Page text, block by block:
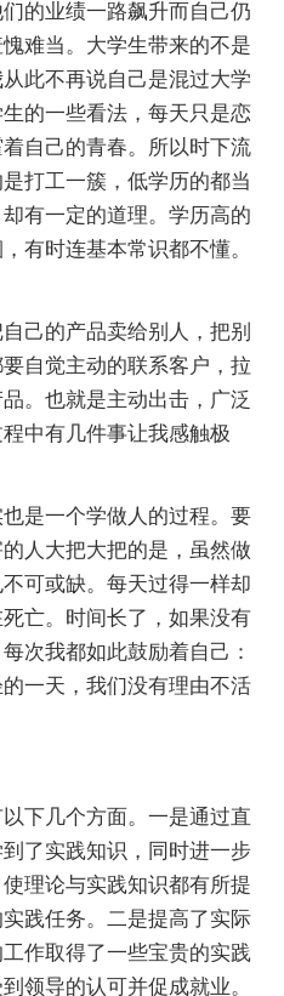
的业绩一路飙升而自己仍
难当。大学生带来的不是
此不再说自己是混过大学
的一些看法，每天只是恋
自己的青春。所以时下流
打工一簇，低学历的都当
有一定的道理。学历高的
有时连基本常识都不懂。
的产品卖给别人，把别
自觉主动的联系客户，拉
。也就是主动出击，广泛
中有几件事让我感触极
是一个学做人的过程。要
人大把大把的是，虽然做
可或缺。每天过得一样却
亡。时间长了，如果没有
次我都如此鼓励着自己：
一天，我们没有理由不活
几个方面。一是通过直
了实践知识，同时进一步
理论与实践知识都有所提
践任务。二是提高了实际
作取得了一些宝贵的实践
领导的认可并促成就业。